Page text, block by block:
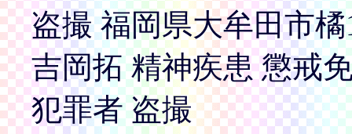
盗撮 福岡県大牟田市橘
吉岡拓 精神疾患 懲戒
犯罪者 盗撮